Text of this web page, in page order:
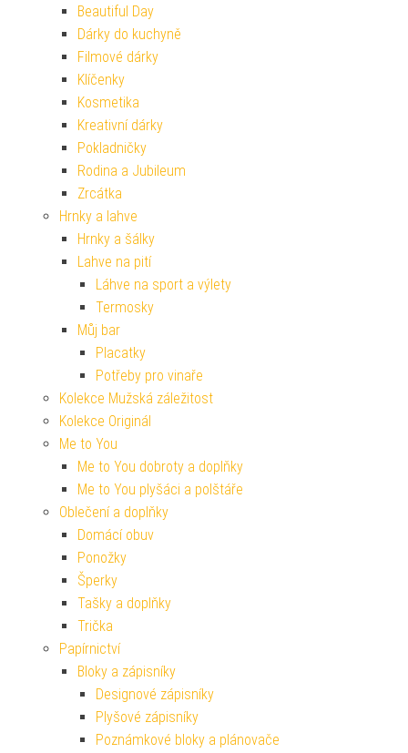
Beautiful Day
Dárky do kuchyně
Filmové dárky
Klíčenky
Kosmetika
Kreativní dárky
Pokladničky
Rodina a Jubileum
Zrcátka
Hrnky a lahve
Hrnky a šálky
Lahve na pití
Láhve na sport a výlety
Termosky
Můj bar
Placatky
Potřeby pro vinaře
Kolekce Mužská záležitost
Kolekce Originál
Me to You
Me to You dobroty a doplňky
Me to You plyšáci a polštáře
Oblečení a doplňky
Domácí obuv
Ponožky
Šperky
Tašky a doplňky
Trička
Papírnictví
Bloky a zápisníky
Designové zápisníky
Plyšové zápisníky
Poznámkové bloky a plánovače